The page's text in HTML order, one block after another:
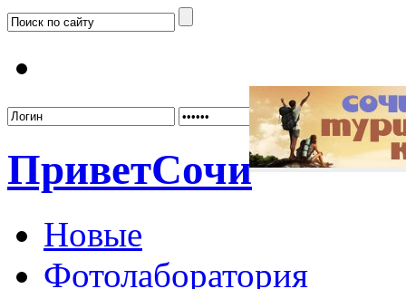
ПриветСочи
Новые
Фотолаборатория